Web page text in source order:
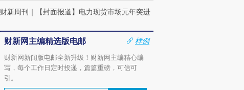
财新周刊 ｜ 【封面报道】电力现货市场元年突进
财新网主编精选版电邮
样例
财新网新闻版电邮全新升级！财新网主编精心编
写，每个工作日定时投递，篇篇重磅，可信可
引。